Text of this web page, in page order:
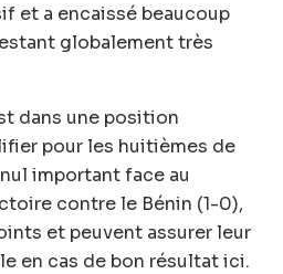
et a encaissé beaucoup
globalement très
dans une position
pour les huitièmes de
important face au
contre le Bénin (1-0),
et peuvent assurer leur
en cas de bon résultat ici.